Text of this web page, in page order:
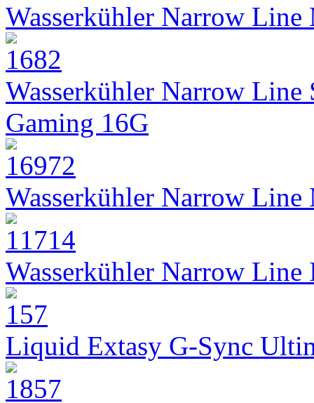
Wasserkühler Narrow
Wasserkühler Narrow
Gaming 16G
Wasserkühler Narrow
Wasserkühler Narrow
Liquid Extasy G-Sync